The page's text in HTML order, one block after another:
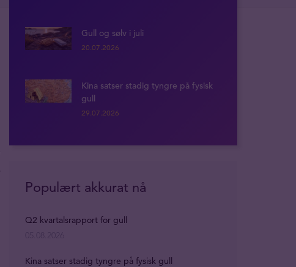
Gull og sølv i juli
20.07.2026
Kina satser stadig tyngre på fysisk
gull
29.07.2026
Populært akkurat nå
Q2 kvartalsrapport for gull
Kina satser stadig tyngre på fysisk gull